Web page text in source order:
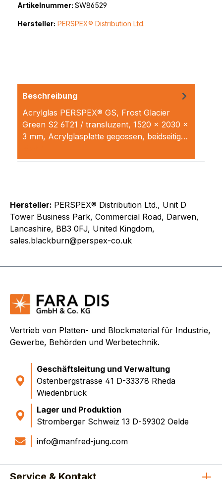
Artikelnummer: SW86529
Hersteller: PERSPEX® Distribution Ltd.
Beschreibung
Acrylglas PERSPEX® GS, Frost Glacier
Green S2 6T21 / transluzent, 1520 x 2030 x
3 mm, Acrylglasplatte gegossen, beidseitig…
Hersteller: PERSPEX® Distribution Ltd., Unit D
Tower Business Park, Commercial Road, Darwen,
Lancashire, BB3 0FJ, United Kingdom,
sales.blackburn@perspex-co.uk
Vertrieb von Platten- und Blockmaterial für Industrie,
Gewerbe, Behörden und Werbetechnik.
Geschäftsleitung und Verwaltung
Ostenbergstrasse 41 D-33378 Rheda
Wiedenbrück
Lager und Produktion
Stromberger Schweiz 13 D-59302 Oelde
info@manfred-jung.com
Service & Kontakt